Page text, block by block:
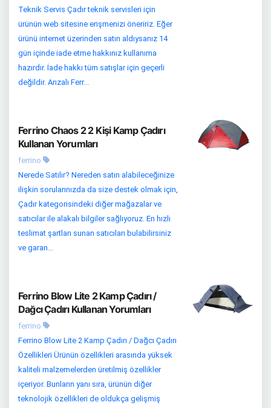
Teknik Servis Çadır teknik servisleri için
ürünün web sitesine erişmenizi öneririz. Eğer
ürünü internet üzerinden satın aldıysanız 14
gün içinde iade etme hakkınız kullanıma
hazırdır. İade hakkı tüm satışlar için geçerli
değildir. Arızalı Ferr...
Ferrino Chaos 2 2 Kişi Kamp Çadırı
Kullanan Yorumları
ferrino
Nerede Satılır? Nereden satın alabileceğinize
ilişkin sorularınızda da size destek olmak için,
Çadır kategorisindeki diğer mağazalar ve
satıcılar ile alakalı bilgiler sağlıyoruz. En hızlı
teslimat şartları sunan satıcıları bulabilirsiniz
ve garan...
Ferrino Blow Lite 2 Kamp Çadırı /
Dağcı Çadırı Kullanan Yorumları
ferrino
Ferrino Blow Lite 2 Kamp Çadırı / Dağcı Çadırı
Özellikleri Ürünün özellikleri arasında yüksek
kaliteli malzemelerden üretilmiş özellikler
içeriyor. Bunların yanı sıra, ürünün diğer
teknolojik özellikleri de oldukça gelişmiş